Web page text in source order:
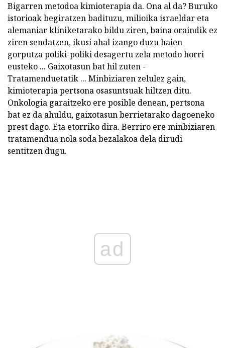
Bigarren metodoa kimioterapia da. Ona al da? Buruko
istorioak begiratzen badituzu, milioika israeldar eta
alemaniar kliniketarako bildu ziren, baina oraindik ez
ziren sendatzen, ikusi ahal izango duzu haien
gorputza poliki-poliki desagertu zela metodo horri
eusteko ... Gaixotasun bat hil zuten -
Tratamenduetatik ... Minbiziaren zelulez gain,
kimioterapia pertsona osasuntsuak hiltzen ditu.
Onkologia garaitzeko ere posible denean, pertsona
bat ez da ahuldu, gaixotasun berrietarako dagoeneko
prest dago. Eta etorriko dira. Berriro ere minbiziaren
tratamendua nola soda bezalakoa dela dirudi
sentitzen dugu.
ad